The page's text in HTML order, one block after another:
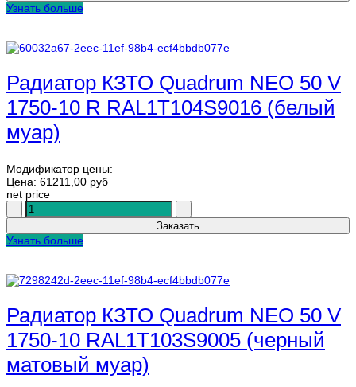
Узнать больше
Радиатор КЗТО Quadrum NEO 50 V
1750-10 R RAL1T104S9016 (белый
муар)
Модификатор цены:
Цена: 61211,00 руб
net price
Узнать больше
Радиатор КЗТО Quadrum NEO 50 V
1750-10 RAL1T103S9005 (черный
матовый муар)